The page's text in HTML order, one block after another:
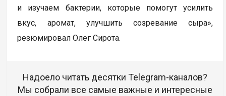
и изучаем бактерии, которые помогут усилить
вкус, аромат, улучшить созревание сыра»,
резюмировал Олег Сирота.
Надоело читать десятки Telegram-каналов?
Мы собрали все самые важные и интересные